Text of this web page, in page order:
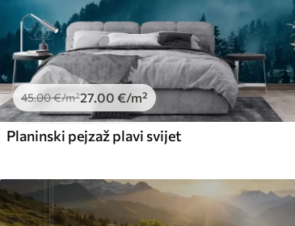
45.00€/m²27 .00 €/m²
Planinski pejzaž plavi svijet